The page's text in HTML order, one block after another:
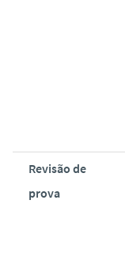
Revisão de
prova